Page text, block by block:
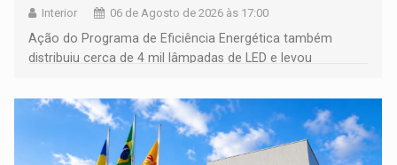
Interior 06 de Agosto de 2026 às 17:00
Ação do Programa de Eficiência Energética também
distribuiu cerca de 4 mil lâmpadas de LED e levou
comunidade